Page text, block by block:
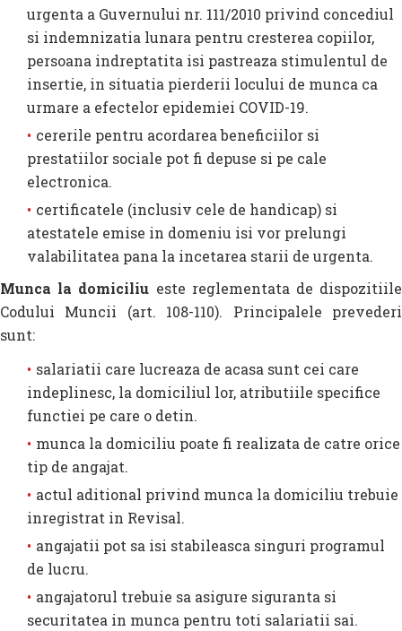
urgenta a Guvernului nr. 111/2010 privind concediul
si indemnizatia lunara pentru cresterea copiilor,
persoana indreptatita isi pastreaza stimulentul de
insertie, in situatia pierderii locului de munca ca
urmare a efectelor epidemiei COVID-19.
cererile pentru acordarea beneficiilor si
prestatiilor sociale pot fi depuse si pe cale
electronica.
certificatele (inclusiv cele de handicap) si
atestatele emise in domeniu isi vor prelungi
valabilitatea pana la incetarea starii de urgenta.
Munca la domiciliu este reglementata de dispozitiile
Codului Muncii (art. 108-110). Principalele prevederi
sunt:
salariatii care lucreaza de acasa sunt cei care
indeplinesc, la domiciliul lor, atributiile specifice
functiei pe care o detin.
munca la domiciliu poate fi realizata de catre orice
tip de angajat.
actul aditional privind munca la domiciliu trebuie
inregistrat in Revisal.
angajatii pot sa isi stabileasca singuri programul
de lucru.
angajatorul trebuie sa asigure siguranta si
securitatea in munca pentru toti salariatii sai.